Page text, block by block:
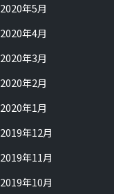
2020年5月
2020年4月
2020年3月
2020年2月
2020年1月
2019年12月
2019年11月
2019年10月